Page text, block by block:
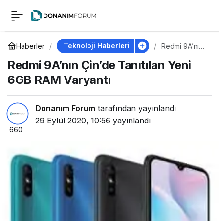
Haberler Teknoloji Haberleri
Redmi 9A’nın
Tanıtılan Yeni
6GB RAM
Redmi 9A’nın Çin’de Tanıtılan Yeni
6GB RAM Varyantı
Donanım Forum tarafından yayınlandı
29 Eylül 2020, 10:56 yayınlandı
660
Redmi 9A’nın Çin’de
Tanıtılan Yeni 6GB
RAM Varyantı